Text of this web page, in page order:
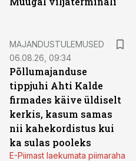
MAJANDUSTULEMUSED
06.08.26, 09:34
Põllumajanduse
tippjuhi Ahti Kalde
firmades käive üldiselt
kerkis, kasum samas
nii kahekordistus kui
ka sulas pooleks
E-Piimast laekumata piimaraha